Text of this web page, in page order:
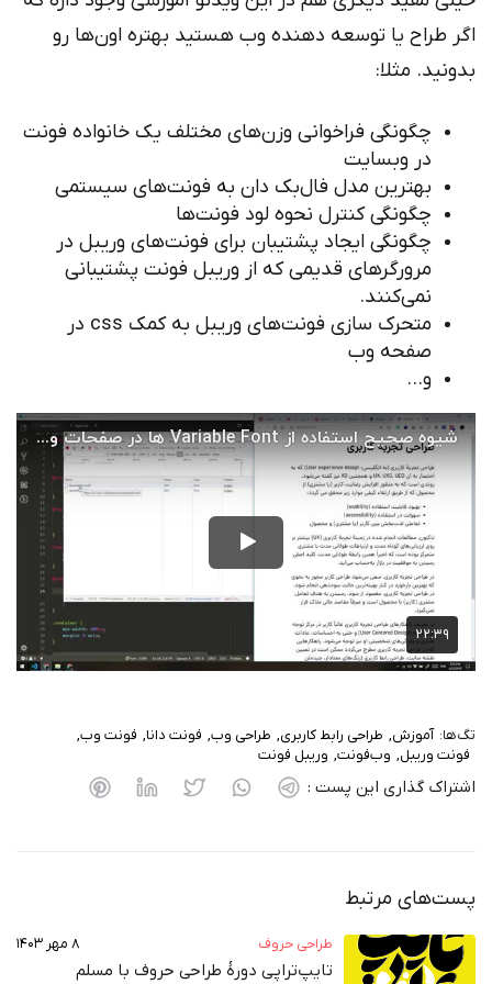
اگر طراح یا توسعه دهنده وب هستید بهتره اون‌ها رو
بدونید. مثلا:
چگونگی فراخوانی وزن‌های مختلف یک خانواده فونت
در وبسایت
بهترین مدل فال‌بک دان به فونت‌های سیستمی
چگونگی کنترل نحوه لود فونت‌ها
چگونگی ایجاد پشتیبان برای فونت‌های وریبل در
مرورگرهای قدیمی که از وریبل فونت پشتیبانی
نمی‌کنند.
متحرک سازی فونت‌های وریبل به کمک css در
صفحه وب
و…
تگ‌ها: آموزش طراحی رابط کاربری طراحی وب فونت دانا فونت وب
فونت وریبل وب‌فونت وریبل فونت
اشتراک گذاری این پست :
پست‌های مرتبط
طراحی حروف ۸ مهر ۱۴۰۳
تایپ‌تراپی دورهٔ طراحی حروف با مسلم